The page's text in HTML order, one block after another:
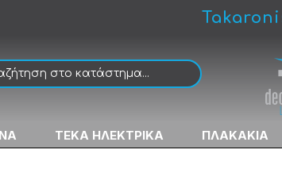
ΤΕΚΑ ΗΛΕΚΤΡΙΚΑ ΠΛΑΚΑΚΙΑ